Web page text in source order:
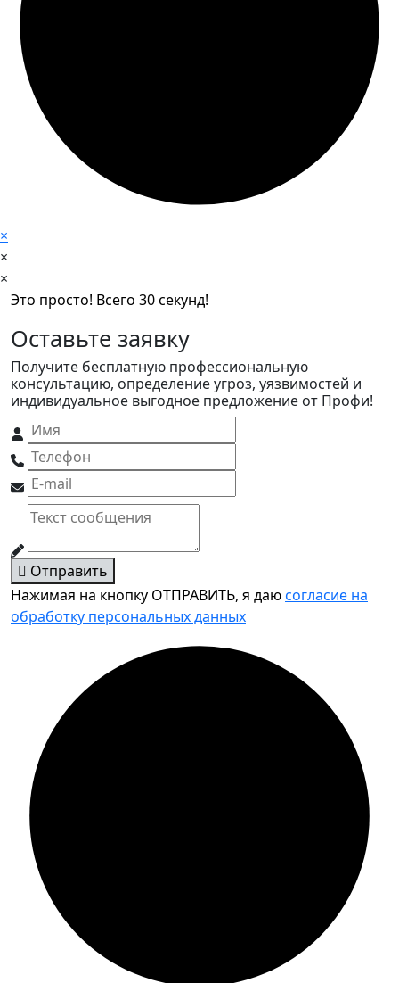
×
×
×
Это просто! Всего 30 секунд!
Оставьте заявку
Получите бесплатную профессиональную
консультацию, определение угроз, уязвимостей и
индивидуальное выгодное предложение от Профи!
Отправить
Нажимая на кнопку ОТПРАВИТЬ, я даюсогласие на
обработку персональных данных